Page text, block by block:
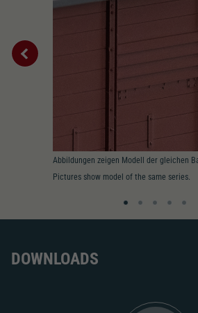
Abbildungen zeigen Modell der gleichen
Pictures show model of the same series.
DOWNLOADS